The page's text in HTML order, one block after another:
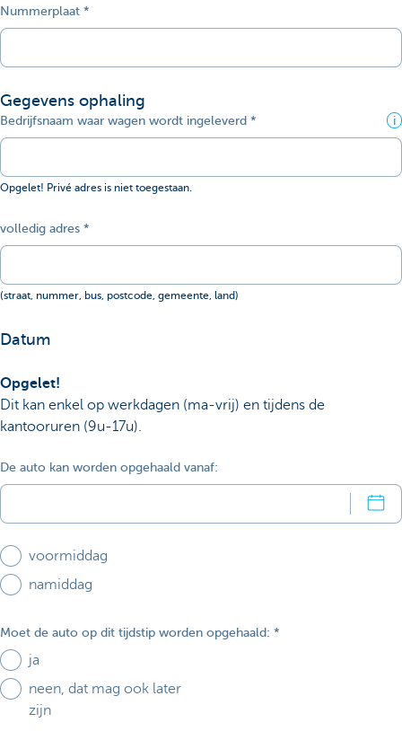
Nummerplaat
Gegevens ophaling
Bedrijfsnaam waar wagen wordt ingeleverd i
Opgelet! Privé adres is niet toegestaan.
volledig adres
(straat, nummer, bus, postcode, gemeente, land)
Datum
Opgelet!
Dit kan enkel op werkdagen (ma-vrij) en tijdens de
kantooruren (9u-17u).
De auto kan worden opgehaald vanaf:
voormiddag
namiddag
Moet de auto op dit tijdstip worden opgehaald:
ja
neen, dat mag ook later
zijn